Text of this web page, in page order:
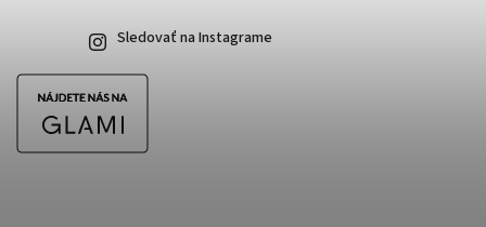
Sledovať na Instagrame